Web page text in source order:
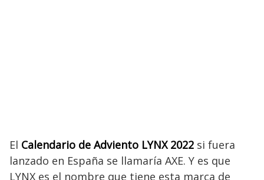
El Calendario de Adviento LYNX 2022 si fuera
lanzado en España se llamaría AXE. Y es que
LYNX es el nombre que tiene esta marca de